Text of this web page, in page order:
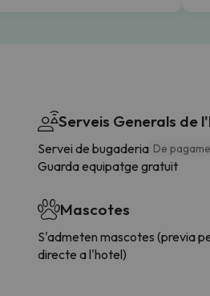
Serveis Generals de
Servei de bugaderia De
Guarda equipatge gratuit
Mascotes
S'admeten mascotes (previa
directe a l'hotel)